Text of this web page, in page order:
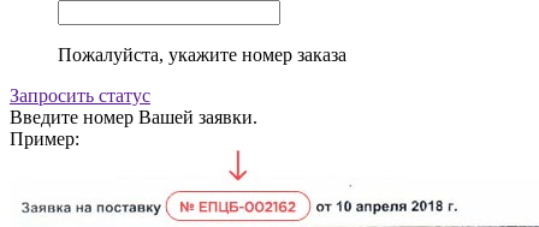
Пожалуйста, укажите номер заказа
Запросить статус
Введите номер Вашей заявки.
Пример: